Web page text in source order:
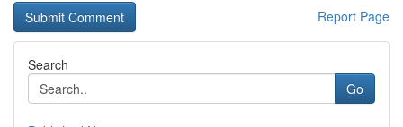
Report Page
Search
Go